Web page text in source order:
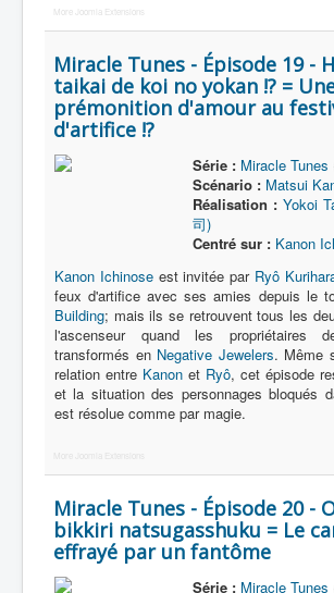
More Joomla Extensions
Miracle Tunes - Épisode 19 -
taikai de koi no yokan !? =
prémonition d'amour au
d'artifice !?
Série : Miracle Tunes
Scénario : Matsui
Réalisation : Yokoi
司)
Centré sur : Kanon
Kanon Ichinoseest invitée par Ryô
feux d'artifice avec ses amies depuis le
Building; mais ils se retrouvent tous les
l'ascenseur quand les propriétaires
transformés en Negative Jewelers. Même
relation entre Kanon et Ryô, cet épisode
et la situation des personnages bloqués
est résolue comme par magie.
More Joomla Extensions
Miracle Tunes - Épisode 20 -
bikkiri natsugasshuku = Le
effrayé par un fantôme
Série : Miracle Tunes